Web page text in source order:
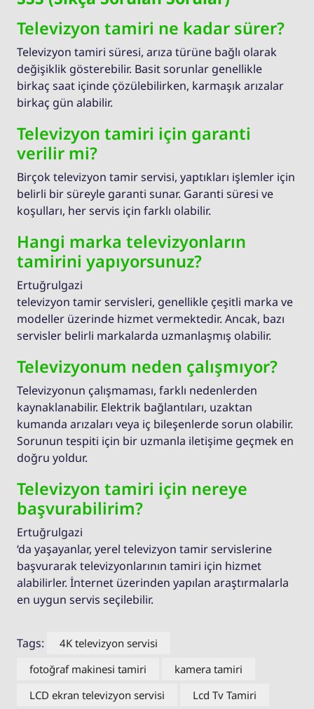
Televizyon tamiri ne kadar sürer?
Televizyon tamiri süresi, arıza türüne bağlı olarak
değişiklik gösterebilir. Basit sorunlar genellikle
birkaç saat içinde çözülebilirken, karmaşık arızalar
birkaç gün alabilir.
Televizyon tamiri için garanti
verilir mi?
Birçok televizyon tamir servisi, yaptıkları işlemler için
belirli bir süreyle garanti sunar. Garanti süresi ve
koşulları, her servis için farklı olabilir.
Hangi marka televizyonların
tamirini yapıyorsunuz?
Ertuğrulgazi
televizyon tamir servisleri, genellikle çeşitli marka ve
modeller üzerinde hizmet vermektedir. Ancak, bazı
servisler belirli markalarda uzmanlaşmış olabilir.
Televizyonum neden çalışmıyor?
Televizyonun çalışmaması, farklı nedenlerden
kaynaklanabilir. Elektrik bağlantıları, uzaktan
kumanda arızaları veya iç bileşenlerde sorun olabilir.
Sorunun tespiti için bir uzmanla iletişime geçmek en
doğru yoldur.
Televizyon tamiri için nereye
başvurabilirim?
Ertuğrulgazi
‘da yaşayanlar, yerel televizyon tamir servislerine
başvurarak televizyonlarının tamiri için hizmet
alabilirler. İnternet üzerinden yapılan araştırmalarla
en uygun servis seçilebilir.
Tags:
4K televizyon servisi
fotoğraf makinesi tamiri
kamera tamiri
LCD ekran televizyon servisi
Lcd Tv Tamiri